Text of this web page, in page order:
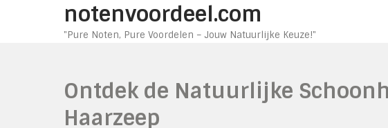
notenvoordeel.com
"Pure Noten, Pure Voordelen – Jouw Natuurlijke Keuze!"
Ontdek de Natuurlijke
Haarzeep